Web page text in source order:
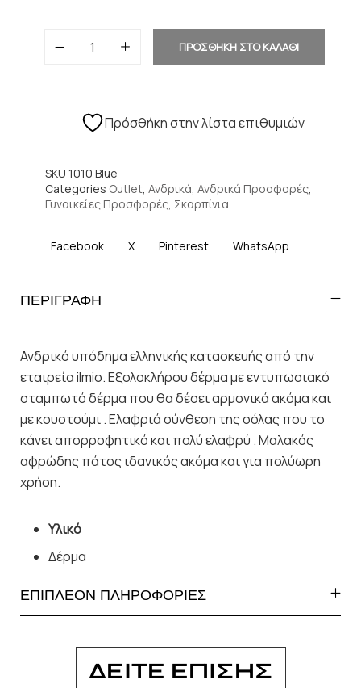
ΠΡΟΣΘΗΚΗ ΣΤΟ ΚΑΛΑΘΙ
Πρόσθήκη στην λίστα επιθυμιών
SKU 1010 Blue
Categories Outlet Ανδρικά Ανδρικά Προσφορές
Γυναικείες Προσφορές Σκαρπίνια
Facebook X Pinterest WhatsApp
ΠΕΡΙΓΡΑΦΗ
Ανδρικό υπόδημα ελληνικής κατασκευής από την
εταιρεία ilmio. Εξολοκλήρου δέρμα με εντυπωσιακό
σταμπωτό δέρμα που θα δέσει αρμονικά ακόμα και
με κουστούμι . Ελαφριά σύνθεση της σόλας που το
κάνει απορροφητικό και πολύ ελαφρύ . Μαλακός
αφρώδης πάτος ιδανικός ακόμα και για πολύωρη
χρήση.
Υλικό
Δέρμα
ΕΠΙΠΛΕΟΝ ΠΛΗΡΟΦΟΡΙΕΣ
ΔΕΙΤΕ ΕΠΙΣΗΣ